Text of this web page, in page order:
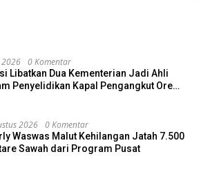
2026 0 Komentar
Libatkan Dua Kementerian Jadi Ahli
Penyelidikan Kapal Pengangkut Ore
2026 0 Komentar
Waswas Malut Kehilangan Jatah 7.500
Sawah dari Program Pusat